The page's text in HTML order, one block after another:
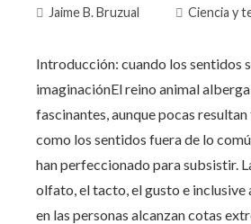
Jaime B. Bruzual Ciencia y
Introducción: cuando los sentidos
imaginaciónEl reino animal
fascinantes, aunque pocas
como los sentidos fuera de lo
han perfeccionado para subsistir.
olfato, el tacto, el gusto e inclusive
en las personas alcanzan cotas